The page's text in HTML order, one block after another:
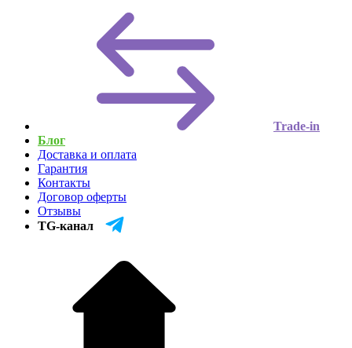
Trade-in
Блог
Доставка и оплата
Гарантия
Контакты
Договор оферты
Отзывы
TG-канал